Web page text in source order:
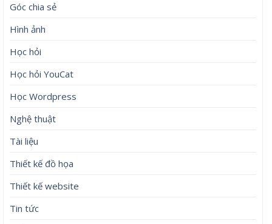
Góc chia sẻ
Hình ảnh
Học hỏi
Học hỏi YouCat
Học Wordpress
Nghệ thuật
Tài liệu
Thiết kế đồ họa
Thiết kế website
Tin tức